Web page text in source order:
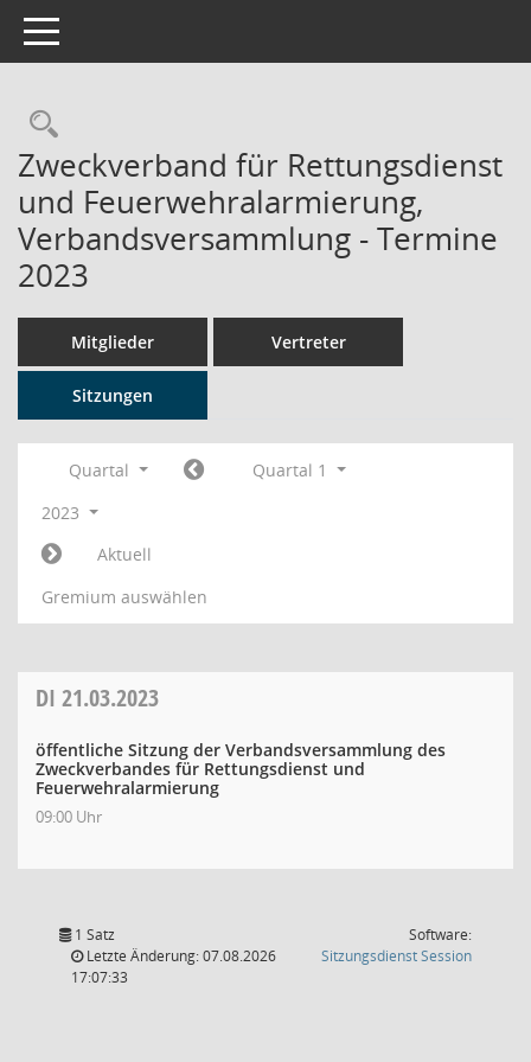
Toggle navigation
Rechercheauswahl
Zweckverband für Rettungsdienst
und Feuerwehralarmierung,
Verbandsversammlung - Termine
2023
Mitglieder Vertreter
Sitzungen
Quartal
Quartal 1
2023
Aktuell
Gremium auswählen
DI 21.03.2023
öffentliche Sitzung der Verbandsversammlung des
Zweckverbandes für Rettungsdienst und
Feuerwehralarmierung
09:00 Uhr
1 Satz
Letzte Änderung: 07.08.2026
17:07:33
Software:
SitzungsdienstSession(Wird in